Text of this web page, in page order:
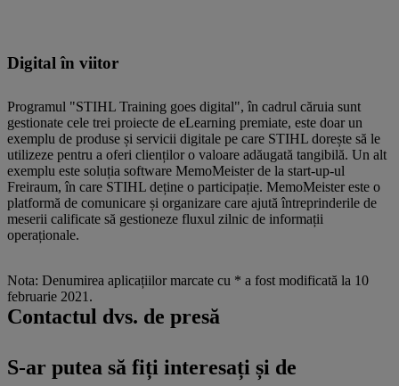
Digital în viitor
Programul "STIHL Training goes digital", în cadrul căruia sunt
gestionate cele trei proiecte de eLearning premiate, este doar un
exemplu de produse și servicii digitale pe care STIHL dorește să le
utilizeze pentru a oferi clienților o valoare adăugată tangibilă. Un alt
exemplu este soluția software MemoMeister de la start-up-ul
Freiraum, în care STIHL deține o participație. MemoMeister este o
platformă de comunicare și organizare care ajută întreprinderile de
meserii calificate să gestioneze fluxul zilnic de informații
operaționale.
Nota: Denumirea aplicațiilor marcate cu * a fost modificată la 10
februarie 2021.
Contactul dvs. de presă
S-ar putea să fiți interesați și de